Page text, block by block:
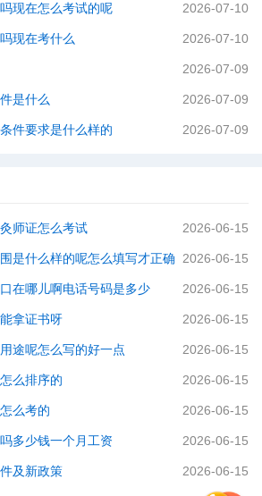
现在怎么考试的呢 2026-07-10
现在考什么 2026-07-10
2026-07-09
是什么 2026-07-09
件要求是什么样的 2026-07-09
师证怎么考试 2026-06-15
是什么样的呢怎么填写才正确 2026-06-15
在哪儿啊电话号码是多少 2026-06-15
拿证书呀 2026-06-15
途呢怎么写的好一点 2026-06-15
么排序的 2026-06-15
么考的 2026-06-15
多少钱一个月工资 2026-06-15
及新政策 2026-06-15